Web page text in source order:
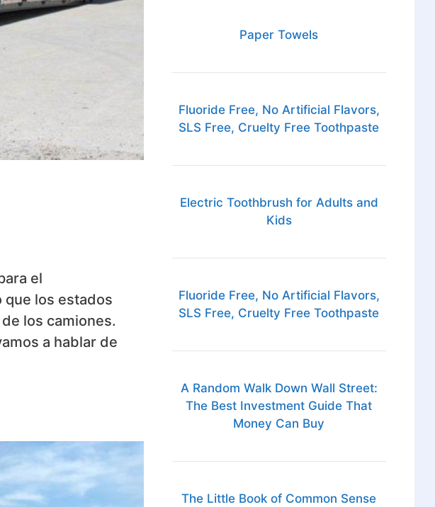
el
que los estados
los camiones.
a hablar de
Paper Towels
Fluoride Free, No Artificial Flavors,
SLS Free, Cruelty Free Toothpaste
Electric Toothbrush for Adults and
Kids
Fluoride Free, No Artificial Flavors,
SLS Free, Cruelty Free Toothpaste
A Random Walk Down Wall Street:
The Best Investment Guide That
Money Can Buy
The Little Book of Common Sense